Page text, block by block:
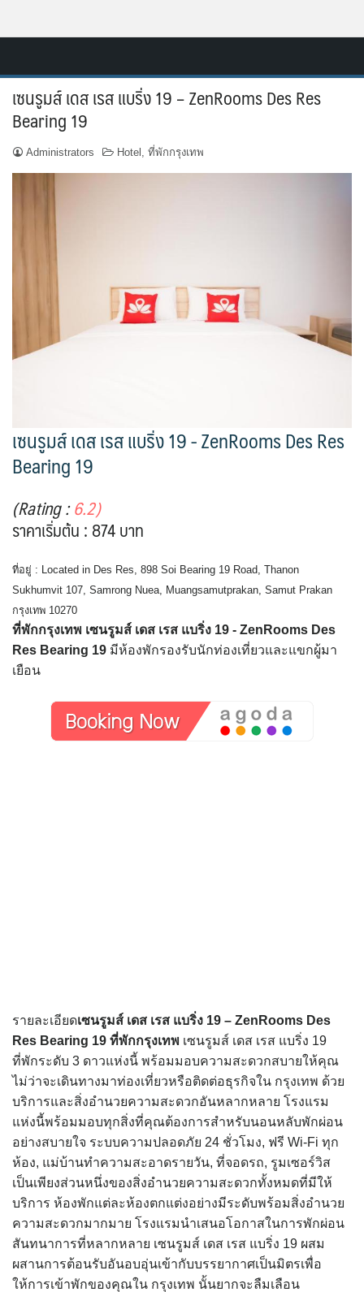
Home
ติดต่อ
ทำเว็บไซต์รีสอร์ท
เกี่ยวกับเรา
เซนรูมส์ เดส เรส แบริ่ง 19 – ZenRooms Des Res
Bearing 19
Administrators Hotel , ที่พักกรุงเทพ
เซนรูมส์ เดส เรส แบริ่ง 19 - ZenRooms Des Res
Bearing 19
(Rating :6.2)
ราคาเริ่มต้น : 874 บาท
ที่อยู่ : Located in Des Res, 898 Soi Bearing 19 Road, Thanon
Sukhumvit 107, Samrong Nuea, Muangsamutprakan, Samut Prakan
กรุงเทพ 10270
ที่พักกรุงเทพ เซนรูมส์ เดส เรส แบริ่ง 19 - ZenRooms Des
Res Bearing 19 มีห้องพักรองรับนักท่องเที่ยวและแขกผู้มา
เยือน
รายละเอียดเซนรูมส์ เดส เรส แบริ่ง 19 – ZenRooms Des
Res Bearing 19 ที่พักกรุงเทพ เซนรูมส์ เดส เรส แบริ่ง 19
ที่พักระดับ 3 ดาวแห่งนี้ พร้อมมอบความสะดวกสบายให้คุณ
ไม่ว่าจะเดินทางมาท่องเที่ยวหรือติดต่อธุรกิจใน กรุงเทพ ด้วย
บริการและสิ่งอำนวยความสะดวกอันหลากหลาย โรงแรม
แห่งนี้พร้อมมอบทุกสิ่งที่คุณต้องการสำหรับนอนหลับพักผ่อน
อย่างสบายใจ ระบบความปลอดภัย 24 ชั่วโมง, ฟรี Wi-Fi ทุก
ห้อง, แม่บ้านทำความสะอาดรายวัน, ที่จอดรถ, รูมเซอร์วิส
เป็นเพียงส่วนหนึ่งของสิ่งอำนวยความสะดวกทั้งหมดที่มีให้
บริการ ห้องพักแต่ละห้องตกแต่งอย่างมีระดับพร้อมสิ่งอำนวย
ความสะดวกมากมาย โรงแรมนำเสนอโอกาสในการพักผ่อน
สันทนาการที่หลากหลาย เซนรูมส์ เดส เรส แบริ่ง 19 ผสม
ผสานการต้อนรับอันอบอุ่นเข้ากับบรรยากาศเป็นมิตรเพื่อ
ให้การเข้าพักของคุณใน กรุงเทพ นั้นยากจะลืมเลือน